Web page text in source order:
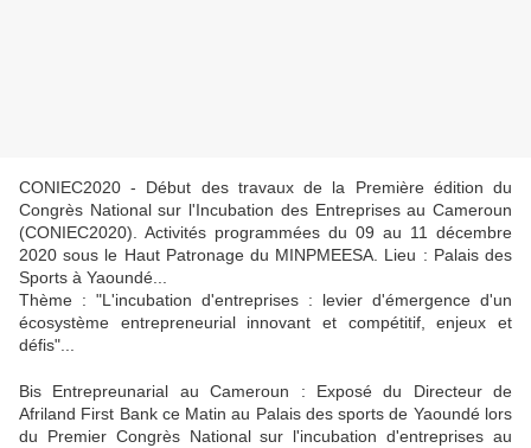
CONIEC2020 - Début des travaux de la Première édition du
Congrès National sur l'Incubation des Entreprises au Cameroun
(CONIEC2020). Activités programmées du 09 au 11 décembre
2020 sous le Haut Patronage du MINPMEESA. Lieu : Palais des
Sports à Yaoundé...
Thème : "L'incubation d'entreprises : levier d'émergence d'un
écosystème entrepreneurial innovant et compétitif, enjeux et
défis"...
Bis Entrepreunarial au Cameroun : Exposé du Directeur de
Afriland First Bank ce Matin au Palais des sports de Yaoundé lors
du Premier Congrès National sur l'incubation d'entreprises au